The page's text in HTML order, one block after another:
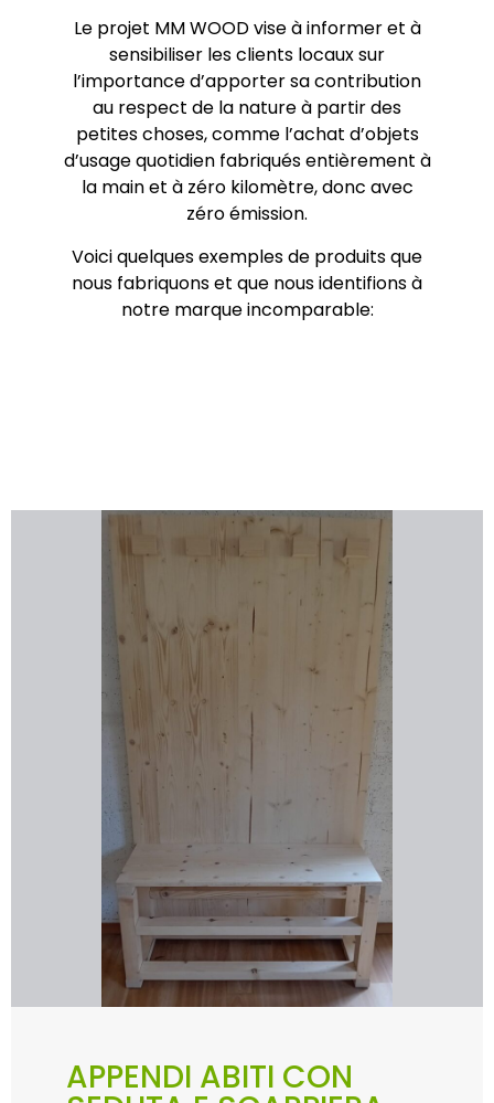
Le projet MM WOOD vise à informer et à
sensibiliser les clients locaux sur
l’importance d’apporter sa contribution
au respect de la nature à partir des
petites choses, comme l’achat d’objets
d’usage quotidien fabriqués entièrement à
la main et à zéro kilomètre, donc avec
zéro émission.
Voici quelques exemples de produits que
nous fabriquons et que nous identifions à
notre marque incomparable:
APPENDI ABITI CON